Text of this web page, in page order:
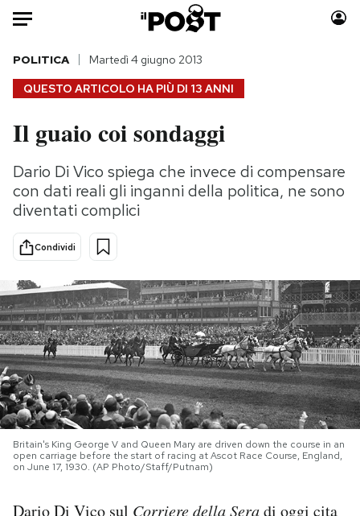
Auto
HOME
Italia
Politica
Tecnologia
Scienza
Economia
Sport
Moda
Consumismi
Storie/Idee
Altrecose
Mondiali calcio 2026
PODCAST
NEWSLETTER
QUESTO ARTICOLO HA PIÙ DI 13 ANNI
POLITICA Martedì 4 giugno 2013
Il guaio coi sondaggi
Dario Di Vico spiega che invece di compensare
con dati reali gli inganni della politica, ne sono
diventati complici
Condividi
Britain's King George V and Queen Mary are driven down the course in an
open carriage before the start of racing at Ascot Race Course, England,
on June 17, 1930. (AP Photo/Staff/Putnam)
Dario Di Vico sul Corriere della Seradi oggi cita